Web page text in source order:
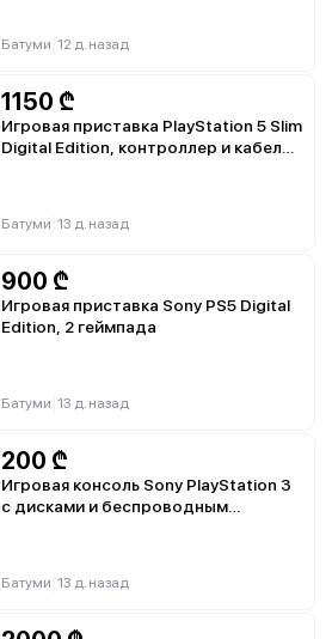
Батуми 12 д. назад
1150 ₾
Игровая приставка PlayStation 5 Slim
Digital Edition, контроллер и кабели
Батуми 13 д. назад
900 ₾
Игровая приставка Sony PS5 Digital
Edition, 2 геймпада
Батуми 13 д. назад
200 ₾
Игровая консоль Sony PlayStation 3
с дисками и беспроводным
Батуми 13 д. назад